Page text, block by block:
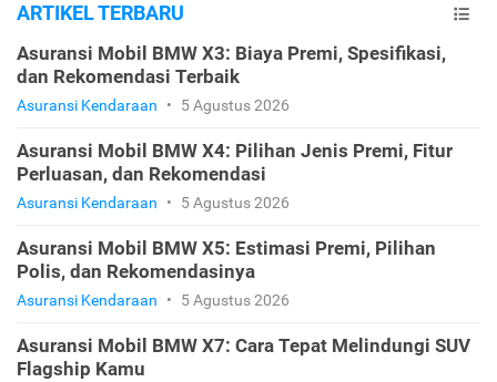
ARTIKEL TERBARU
Asuransi Mobil BMW X3: Biaya Premi, Spesifikasi,
dan Rekomendasi Terbaik
Asuransi Kendaraan • 5 Agustus 2026
Asuransi Mobil BMW X4: Pilihan Jenis Premi, Fitur
Perluasan, dan Rekomendasi
Asuransi Kendaraan • 5 Agustus 2026
Asuransi Mobil BMW X5: Estimasi Premi, Pilihan
Polis, dan Rekomendasinya
Asuransi Kendaraan • 5 Agustus 2026
Asuransi Mobil BMW X7: Cara Tepat Melindungi SUV
Flagship Kamu